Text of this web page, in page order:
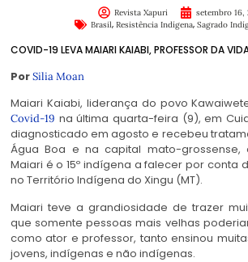
Revista Xapuri
setembro 16,
Brasil, Resistência Indígena, Sagrado
COVID-19 LEVA MAIARI KAIABI, PROFESSOR DA
PorSilia Moan
Maiari Kaiabi, liderança do povo
Covid-19 na última quarta-feira (9), em
diagnosticado em agosto e recebeu
Água Boa e na capital mato-
Maiari é o 15º indígena a falecer por conta
no Território Indígena do Xingu (MT).
Maiari teve a grandiosidade de trazer
que somente pessoas mais velhas
como ator e professor, tanto ensinou
jovens, indígenas e não indígenas.